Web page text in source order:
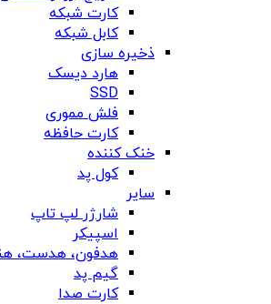
کارت شبکه
کابل شبکه
ذخیره سازی
هارد دیسک
SSD
فلش مموری
کارت حافظه
خنک کننده
کول پد
سایر
شارژر لپ تاپ
اسپیکر
هدفون، هدست،
گیم پد
کارت صدا